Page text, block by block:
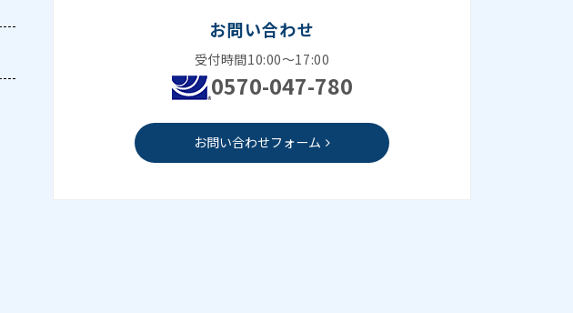
お問い合わせ
受付時間10:00～17:00
0570-047-780
お問い合わせフォーム